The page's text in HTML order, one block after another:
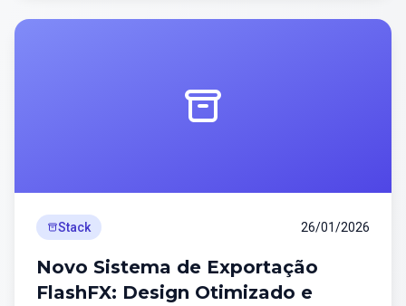
Stack 26/01/2026
Novo Sistema de Exportação
FlashFX: Design Otimizado e